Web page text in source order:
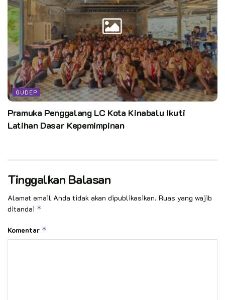
GUDEP
Pramuka Penggalang LC Kota Kinabalu Ikuti
Latihan Dasar Kepemimpinan
Tinggalkan Balasan
Alamat email Anda tidak akan dipublikasikan. Ruas yang wajib
ditandai *
Komentar *